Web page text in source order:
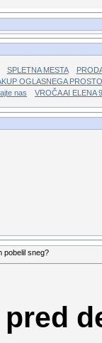
SPLETNA MESTA
OGLASNEGA
nas
VROČA AI ELENA
pobelil sneg?